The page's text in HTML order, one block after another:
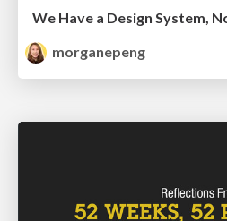
We Have a Design System,
morganepeng